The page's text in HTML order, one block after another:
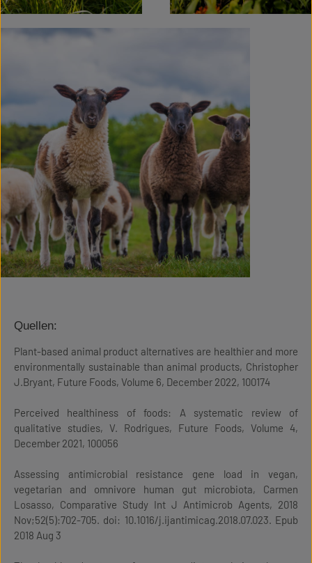
Quellen:
Plant-based animal product alternatives are healthier and more
environmentally sustainable than animal products, Christopher
J.Bryant, Future Foods, Volume 6, December 2022, 100174
Perceived healthiness of foods: A systematic review of
qualitative studies, V. Rodrigues, Future Foods, Volume 4,
December 2021, 100056
Assessing antimicrobial resistance gene load in vegan,
vegetarian and omnivore human gut microbiota, Carmen
Losasso, Comparative Study Int J Antimicrob Agents, 2018
Nov;52(5):702-705. doi: 10.1016/j.ijantimicag.2018.07.023. Epub
2018 Aug 3